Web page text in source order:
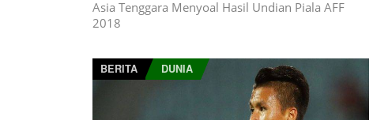
Asia Tenggara Menyoal Hasil Undian Piala AFF
2018
BERITA DUNIA